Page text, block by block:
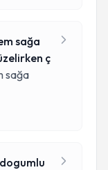
sağa
ç
sağa